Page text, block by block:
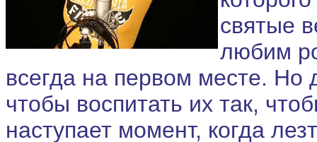
святые
любим
всегда на первом месте. Но
чтобы воспитать их так,
наступает момент, когда